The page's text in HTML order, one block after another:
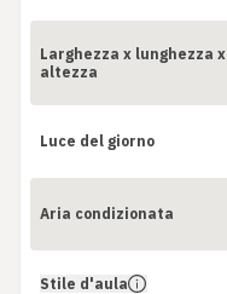
Larghezza x lunghezza x
altezza
Luce del giorno
Aria condizionata
Stile d'aula